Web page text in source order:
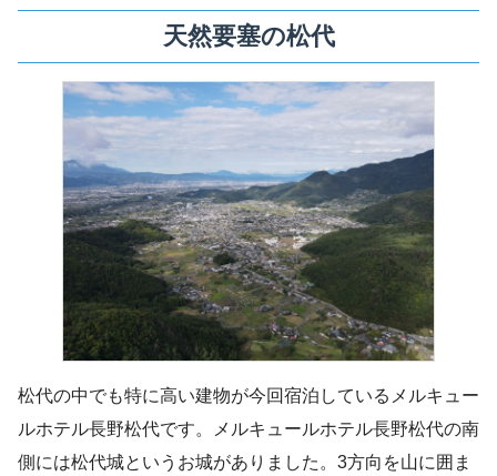
天然要塞の松代
松代の中でも特に高い建物が今回宿泊しているメルキュー
ルホテル長野松代です。メルキュールホテル長野松代の南
側には松代城というお城がありました。3方向を山に囲ま